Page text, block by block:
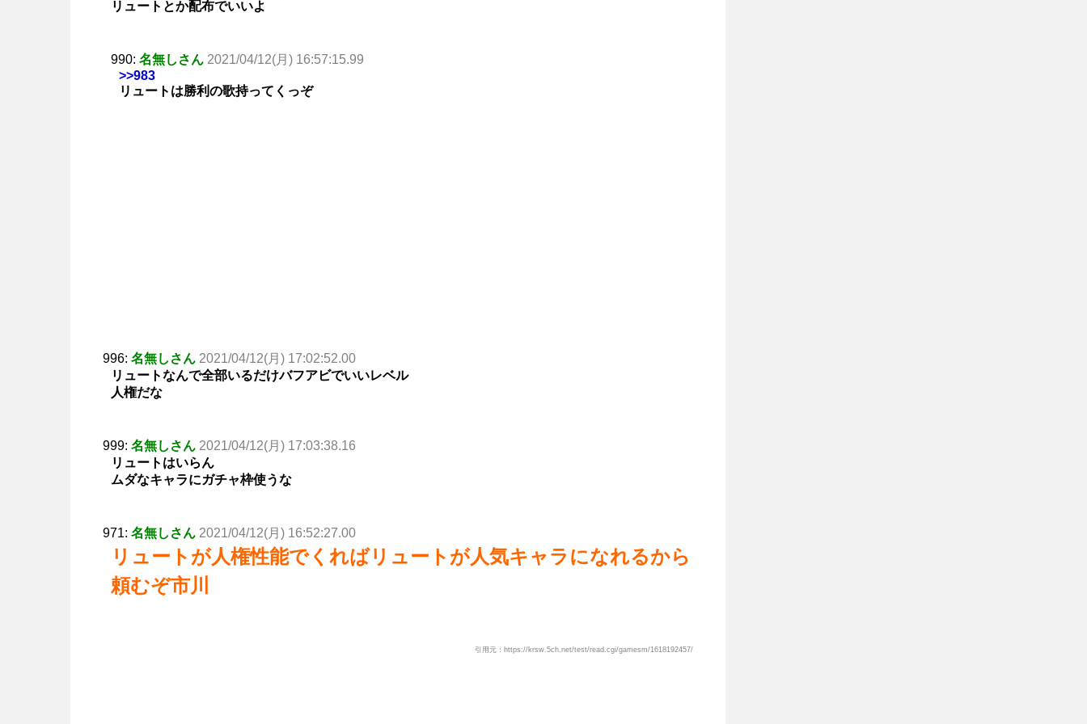
リュートとか配布でいいよ
990: 名無しさん 2021/04/12(月) 16:57:15.99
>>983
リュートは勝利の歌持ってくっぞ
996: 名無しさん 2021/04/12(月) 17:02:52.00
リュートなんで全部いるだけバフアビでいいレベル
人権だな
999: 名無しさん 2021/04/12(月) 17:03:38.16
リュートはいらん
ムダなキャラにガチャ枠使うな
971: 名無しさん 2021/04/12(月) 16:52:27.00
リュートが人権性能でくればリュートが人気キャラになれるから
頼むぞ市川
引用元：https://krsw.5ch.net/test/read.cgi/gamesm/1618192457/